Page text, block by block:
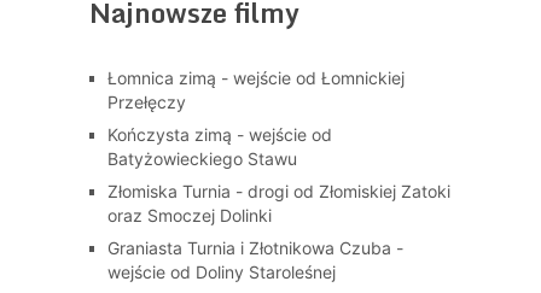
Najnowsze filmy
Łomnica zimą - wejście od Łomnickiej
Przełęczy
Kończysta zimą - wejście od
Batyżowieckiego Stawu
Złomiska Turnia - drogi od Złomiskiej Zatoki
oraz Smoczej Dolinki
Graniasta Turnia i Złotnikowa Czuba -
wejście od Doliny Staroleśnej